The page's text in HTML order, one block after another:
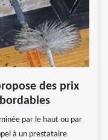
des prix
par le haut ou par
à un prestataire